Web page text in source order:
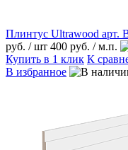
Плинтус Ultrawood арт.
руб. / шт 400 руб. / м.п.
Купить в 1 клик К
В избранное